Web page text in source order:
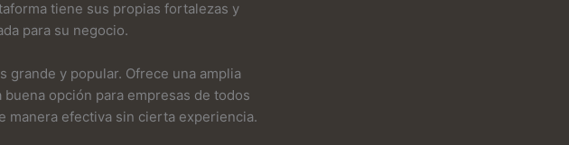
tiene sus propias fortalezas y
para su negocio.
grande y popular. Ofrece una amplia
opción para empresas de todos
manera efectiva sin cierta experiencia.